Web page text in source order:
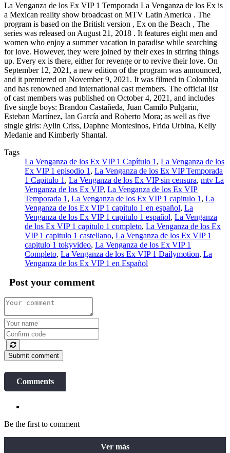
La Venganza de los Ex VIP 1 Temporada La Venganza de los Ex is
a Mexican reality show broadcast on MTV Latin America . The
program is based on the British version , Ex on the Beach , The
series was released on August 21, 2018 . It features eight men and
women who enjoy a summer vacation in paradise while searching
for love. However, they were joined by their exes in stirring things
up. Every ex is there, either for revenge or to revive their love. On
September 12, 2021, a new edition of the program was announced,
and it premiered on November 9, 2021. It was filmed in Colombia
and has renowned and international cast members. The official list
of cast members was published on October 4, 2021, and includes
five single boys: Brandon Castañeda, Juan Camilo Pulgarin,
Esteban Martínez, Ian García and Roberto Mora; as well as five
single girls: Aylin Criss, Daphne Montesinos, Frida Urbina, Kelly
Medanie and Kimberly Shantal.
Tags
La Venganza de los Ex VIP 1 Capítulo 1 , La Venganza de los
Ex VIP 1 episodio 1 , La Venganza de los Ex VIP Temporada
1 Capitulo 1 , La Venganza de los Ex VIP sin censura, mtv La
Venganza de los Ex VIP, La Venganza de los Ex VIP
Temporada 1 , La Venganza de los Ex VIP 1 capitulo 1 , La
Venganza de los Ex VIP 1 capitulo 1 en español, La
Venganza de los Ex VIP 1 capitulo 1 español, La Venganza
de los Ex VIP 1 capitulo 1 completo, La Venganza de los Ex
VIP 1 capitulo 1 castellano, La Venganza de los Ex VIP 1
capitulo 1 tokyvideo, La Venganza de los Ex VIP 1
Completo, La Venganza de los Ex VIP 1 Dailymotion, La
Venganza de los Ex VIP 1 en Español
Post your comment
Submit comment
Comments
Be the first to comment
Ver más